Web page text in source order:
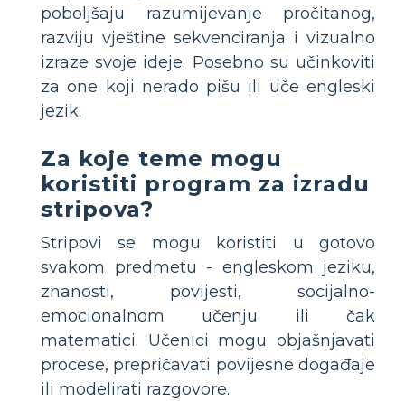
poboljšaju razumijevanje pročitanog,
razviju vještine sekvenciranja i vizualno
izraze svoje ideje. Posebno su učinkoviti
za one koji nerado pišu ili uče engleski
jezik.
Za koje teme mogu
koristiti program za izradu
stripova?
Stripovi se mogu koristiti u gotovo
svakom predmetu - engleskom jeziku,
znanosti, povijesti, socijalno-
emocionalnom učenju ili čak
matematici. Učenici mogu objašnjavati
procese, prepričavati povijesne događaje
ili modelirati razgovore.